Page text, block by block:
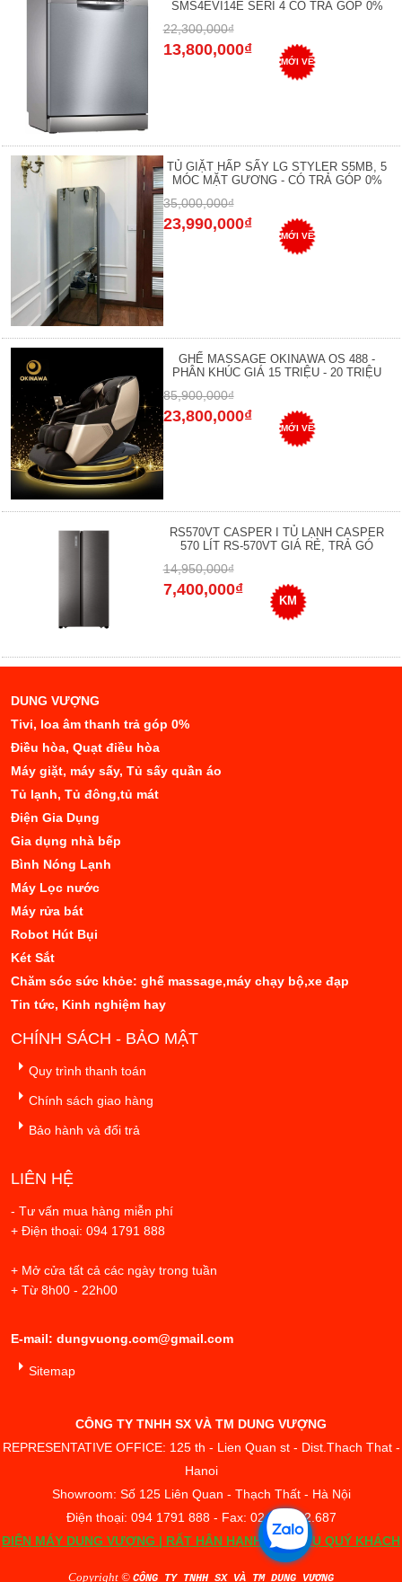
SMS4EVI14E SERI 4 CÓ TRẢ GÓP 0%
22,300,000₫
13,800,000₫
MỚI VỀ
TỦ GIẶT HẤP SẤY LG STYLER S5MB, 5
MÓC MẶT GƯƠNG - CÓ TRẢ GÓP 0%
35,000,000₫
23,990,000₫
MỚI VỀ
GHẾ MASSAGE OKINAWA OS 488 -
PHÂN KHÚC GIÁ 15 TRIỆU - 20 TRIỆU
85,900,000₫
23,800,000₫
MỚI VỀ
RS570VT CASPER I TỦ LẠNH CASPER
570 LÍT RS-570VT GIÁ RẺ, TRẢ GÓ
14,950,000₫
7,400,000₫
KM
DUNG VƯỢNG
Tivi, loa âm thanh trả góp 0%
Điều hòa, Quạt điều hòa
Máy giặt, máy sấy, Tủ sấy quần áo
Tủ lạnh, Tủ đông,tủ mát
Điện Gia Dụng
Gia dụng nhà bếp
Bình Nóng Lạnh
Máy Lọc nước
Máy rửa bát
Robot Hút Bụi
Két Sắt
Chăm sóc sức khỏe: ghế massage,máy chạy bộ,xe đạp
Tin tức, Kinh nghiệm hay
CHÍNH SÁCH - BẢO MẬT
Quy trình thanh toán
Chính sách giao hàng
Bảo hành và đổi trả
LIÊN HỆ
- Tư vấn mua hàng miễn phí
+ Điện thoại: 094 1791 888
+ Mở cửa tất cả các ngày trong tuần
+ Từ 8h00 - 22h00
E-mail: dungvuong.com@gmail.com
Sitemap
CÔNG TY TNHH SX VÀ TM DUNG VƯỢNG
REPRESENTATIVE OFFICE: 125 th - Lien Quan st - Dist.Thach That -
Hanoi
Showroom: Số 125 Liên Quan - Thạch Thất - Hà Nội
Điện thoại: 094 1791 888 - Fax: 02433.842.687
ĐIỆN MÁY DUNG VƯỢNG | RẤT HÂN HẠNH PHỤC VỤ QUÝ KHÁCH
Copyright © CÔNG TY TNHH SX VÀ TM DUNG VƯỢNG